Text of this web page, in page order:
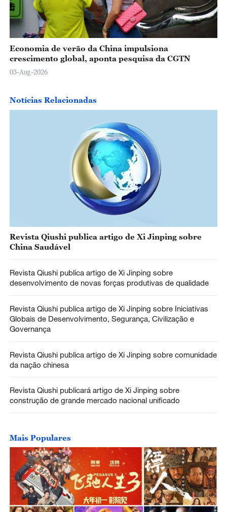
Economia de verão da China impulsiona
crescimento global, aponta pesquisa da CGTN
03-Aug-2026
Notícias Relacionadas
Revista Qiushi publica artigo de Xi Jinping sobre
China Saudável
Revista Qiushi publica artigo de Xi Jinping sobre
desenvolvimento de novas forças produtivas de qualidade
Revista Qiushi publica artigo de Xi Jinping sobre Iniciativas
Globais de Desenvolvimento, Segurança, Civilização e
Governança
Revista Qiushi publica artigo de Xi Jinping sobre comunidade
da nação chinesa
Revista Qiushi publicará artigo de Xi Jinping sobre
construção de grande mercado nacional unificado
Mais Populares